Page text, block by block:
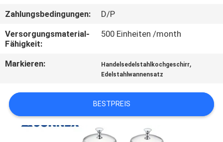
UNS
IN
FÄLLE
Zahlungsbedingungen:
D/P
Versorgungsmaterial-
Fähigkeit:
500 Einheiten /month
Markieren: Handelsedelstahlkochgeschirr,
Edelstahlwannensatz
BESTPREIS